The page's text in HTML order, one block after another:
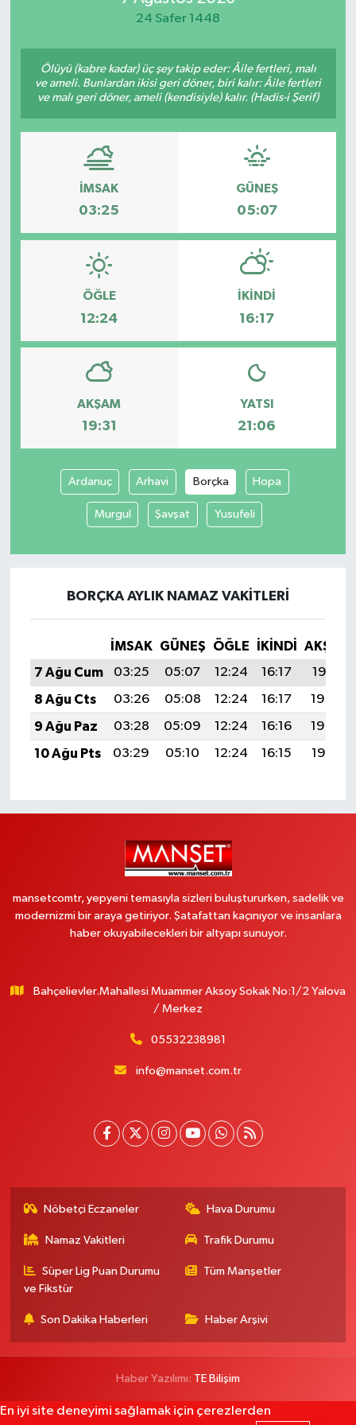
24 Safer 1448
Ölüyü (kabre kadar) üç şey takip eder: Âile fertleri, malı
ve ameli. Bunlardan ikisi geri döner, biri kalır: Âile fertleri
ve malı geri döner, ameli (kendisiyle) kalır. (Hadis-i Şerif)
İMSAK
03:25
GÜNEŞ
05:07
ÖĞLE
12:24
İKINDI
16:17
AKŞAM
19:31
YATSI
21:06
Ardanuç Arhavi Borçka Hopa
Murgul Şavşat Yusufeli
BORÇKA AYLIK NAMAZ VAKITLERI
İMSAK GÜNEŞ ÖĞLE İKINDI
AKŞAM
7 Ağu Cum
03:25 05:07 12:24 16:17
19:31
8 Ağu Cts
03:26 05:08 12:24 16:17
19:30
9 Ağu Paz
03:28 05:09 12:24 16:16
19:29
10 Ağu Pts
03:29 05:10 12:24 16:15 19:28
mansetcomtr, yepyeni temasıyla sizleri buluştururken, sadelik ve
modernizmi bir araya getiriyor. Şatafattan kaçınıyor ve insanlara
haber okuyabilecekleri bir altyapı sunuyor.
Bahçelievler.Mahallesi Muammer Aksoy Sokak No:1/2 Yalova
/ Merkez
05532238981
info@manset.com.tr
Nöbetçi Eczaneler Hava Durumu
Namaz Vakitleri Trafik Durumu
Süper Lig Puan Durumu
ve Fikstür
Tüm Manşetler
Son Dakika Haberleri Haber Arşivi
Haber Yazılımı: TE Bilişim
En iyi site deneyimi sağlamak için çerezlerden